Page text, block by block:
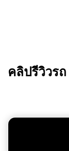
คลิปรีวิวรถ